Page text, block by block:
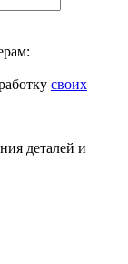
своих
деталей и